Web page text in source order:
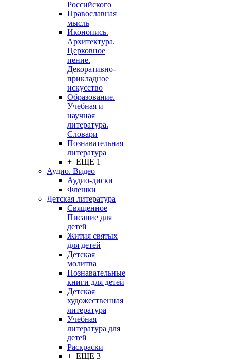
Российского
Православная
мысль
Иконопись.
Архитектура.
Церковное
пение.
Декоративно-
прикладное
искусство
Образование.
Учебная и
научная
литература.
Словари
Познавательная
литература
+ ЕЩЕ 1
Аудио. Видео
Аудио-диски
Флешки
Детская литература
Священное
Писание для
детей
Жития святых
для детей
Детская
молитва
Познавательные
книги для детей
Детская
художественная
литература
Учебная
литература для
детей
Раскраски
+ ЕЩЕ 3